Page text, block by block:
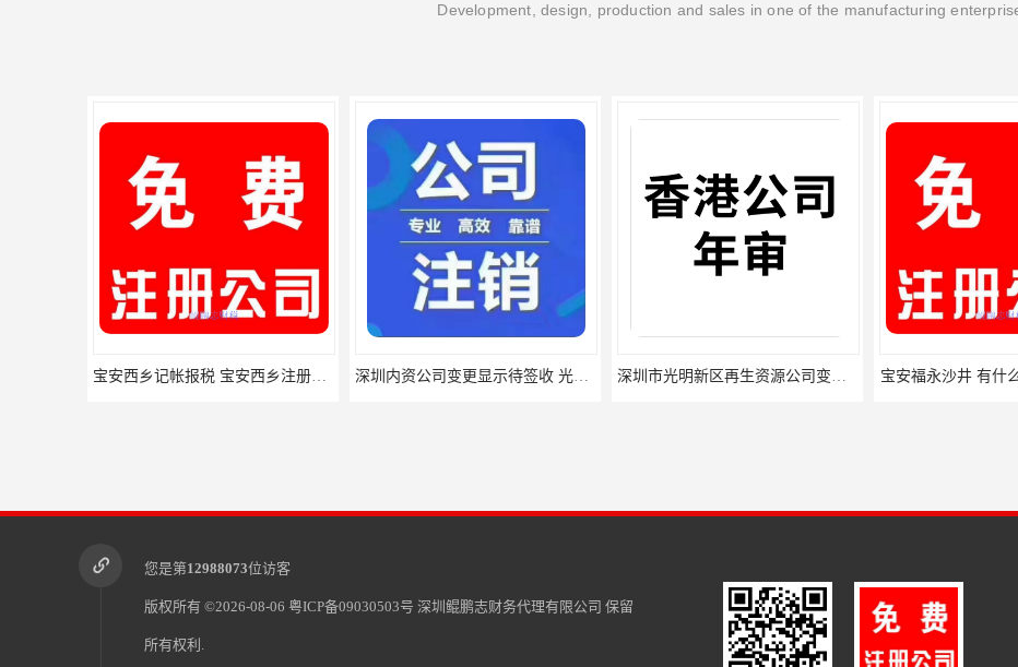
Development, design, production and sales in one of the manufacturing
宝安西乡记帐报税 宝安西乡注册公司，一般纳税人记帐报税 深圳内资公司变更显示待签收 光明公明平湖 需要什么材料 深圳市光明新区再生资源公司变更 宝安西乡新安 手续有那些 宝安福永沙井 有什
您是第12988073位访客
版权所有 ©2026-08-06 粤ICP备09030503号 深圳鲲鹏志财务代理有限公司 保留
所有权利.